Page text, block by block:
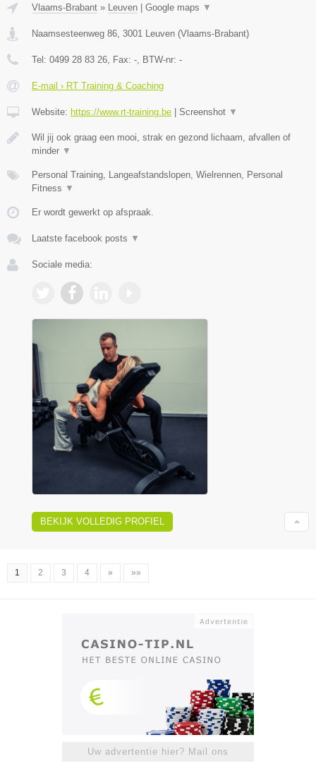
Vlaams-Brabant » Leuven Google maps ▼
Naamsesteenweg 86, 3001 Leuven (Vlaams-Brabant)
Tel: 0499 28 83 26, Fax: -, BTW-nr: -
E-mail › RT Training & Coaching
Website: https://www.rt-training.be Screenshot ▼
Wil jij ook graag een mooi, strak en gezond lichaam, afvallen of
minder ▼
Personal Training, Langeafstandslopen, Wielrennen, Personal
Fitness ▼
Er wordt gewerkt op afspraak.
Laatste facebook posts ▼
Sociale media:
BEKIJK VOLLEDIG PROFIEL
1 2 3 4 » »»
Uw advertentie hier? Mail ons